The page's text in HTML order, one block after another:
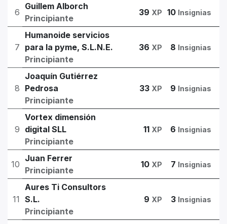
6
Guillem Alborch
Principiante
39 XP 10 Insignias
7
Humanoide servicios
para la pyme, S.L.N.E.
Principiante
36 XP 8 Insignias
8
Joaquín Gutiérrez
Pedrosa
Principiante
33 XP 9 Insignias
9
Vortex dimensión
digital SLL
Principiante
11 XP 6 Insignias
10
Juan Ferrer
Principiante
10 XP 7 Insignias
11
Aures Ti Consultors
S.L.
Principiante
9 XP 3 Insignias